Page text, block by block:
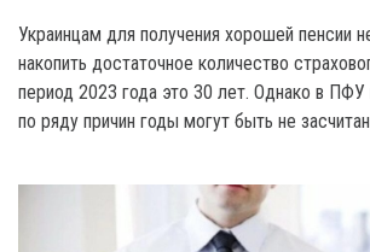
Украинцам для получения хорошей пенсии
накопить достаточное количество
период 2023 года это 30 лет. Однако в ПФУ
по ряду причин годы могут быть не